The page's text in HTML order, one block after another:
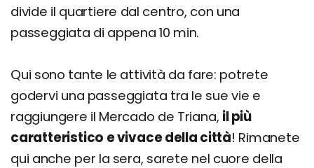
divide il quartiere dal centro, con una
passeggiata di appena 10 min.
Qui sono tante le attività da fare: potrete
godervi una passeggiata tra le sue vie e
raggiungere il Mercado de Triana, il più
caratteristico e vivace della città! Rimanete
qui anche per la sera, sarete nel cuore della